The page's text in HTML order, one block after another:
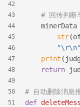
42
43
44
45
46
47
48
49
50
51
# 回传判断
minerData
str
"\r\n"
print
return
# 自动删除消息
def